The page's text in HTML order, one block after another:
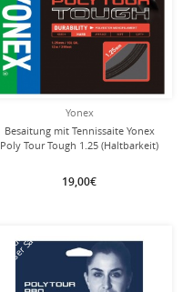
Yonex
Besaitung mit Tennissaite Yonex
Poly Tour Tough 1.25 (Haltbarkeit)
19,00€
Besaitung
mit dieser Saite